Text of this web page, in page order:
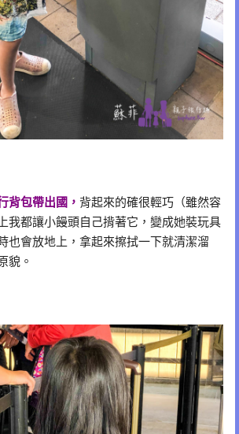
背包帶出國， 背起來的確很輕巧（雖然容
我都讓小饅頭自己揹著它，變成她裝玩具
也會放地上，拿起來擦拭一下就清潔溜
貌。